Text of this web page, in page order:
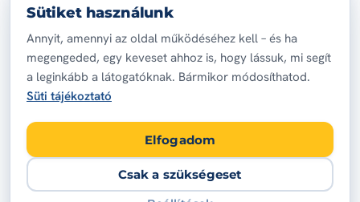
© 2026 Nyári Tibor villanybojler szerelő
AdatvédelemImpresszumSütik
Süti-beállítások
Készítette:Kreatívoldal
Sütiket használunk
Annyit, amennyi az oldal működéséhez kell – és ha
megengeded, egy keveset ahhoz is, hogy lássuk, mi segít
a leginkább a látogatóknak. Bármikor módosíthatod.
Süti tájékoztató
Csak a szükségeset
Elfogadom